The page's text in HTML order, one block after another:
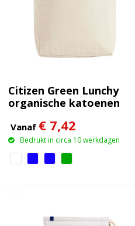
Citizen Green Lunchy
organische katoenen
Vanaf € 7,42
Bedrukt in circa 10 werkdagen